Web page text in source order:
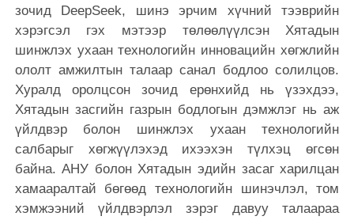
зочид DeepSeek, шинэ эрчим хүчний тээврийн
хэрэгсэл гэх мэтээр төлөөлүүлсэн Хятадын
шинжлэх ухаан технологийн инновацийн хөгжлийн
ололт амжилтын талаар санал бодлоо солилцов.
Хуралд оролцсон зочид ерөнхийд нь үзэхдээ,
Хятадын засгийн газрын бодлогын дэмжлэг нь аж
үйлдвэр болон шинжлэх ухаан технологийн
салбарыг хөгжүүлэхэд ихээхэн түлхэц өгсөн
байна. АНУ болон Хятадын эдийн засаг харилцан
хамааралтай бөгөөд технологийн шинэчлэл, том
хэмжээний үйлдвэрлэл зэрэг давуу талаараа